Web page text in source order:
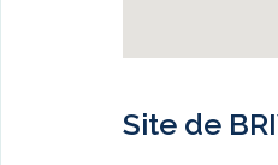
Site de